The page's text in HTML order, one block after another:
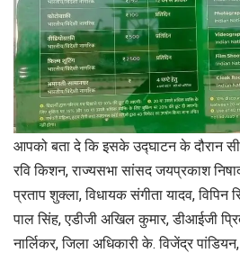
आपको बता दे कि इसके उद्घाटन के दौरान
रवि किशन, राज्यसभा सांसद जयप्रकाश
प्रताप शुक्ला, विधायक संगीता यादव, विपिन
पाल सिंह, एडीजी अखिल कुमार, डीआईजी
नार्लिकर, जिला अधिकारी के. विजेंद्र